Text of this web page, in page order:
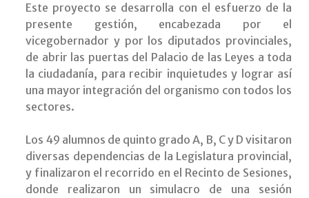
Este proyecto se desarrolla con el esfuerzo de la
presente gestión, encabezada por el
vicegobernador y por los diputados provinciales,
de abrir las puertas del Palacio de las Leyes a toda
la ciudadanía, para recibir inquietudes y lograr así
una mayor integración del organismo con todos los
sectores.
Los 49 alumnos de quinto grado A, B, C y D visitaron
diversas dependencias de la Legislatura provincial,
y finalizaron el recorrido en el Recinto de Sesiones,
donde realizaron un simulacro de una sesión